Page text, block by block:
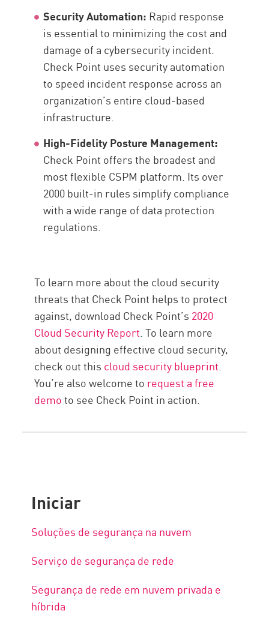
Security Automation: Rapid response
is essential to minimizing the cost and
damage of a cybersecurity incident.
Check Point uses security automation
to speed incident response across an
organization’s entire cloud-based
infrastructure.
High-Fidelity Posture Management:
Check Point offers the broadest and
most flexible CSPM platform. Its over
2000 built-in rules simplify compliance
with a wide range of data protection
regulations.
To learn more about the cloud security
threats that Check Point helps to protect
against, download Check Point’s 2020
Cloud Security Report. To learn more
about designing effective cloud security,
check out this cloud security blueprint.
You’re also welcome to request a free
demoto see Check Point in action.
Iniciar
Soluções de segurança na nuvem
Serviço de segurança de rede
Segurança de rede em nuvem privada e
híbrida